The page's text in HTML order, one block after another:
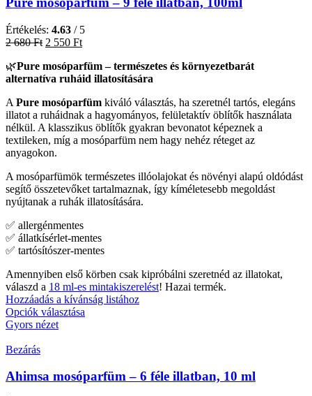
Értékelés: 4.63 / 5
2 680Ft 2 550 Ft
🌿Pure mosóparfüm – természetes és környezetbarát
alternatíva ruháid illatosítására
A Pure mosóparfüm kiváló választás, ha szeretnél tartós, elegáns
illatot a ruháidnak a hagyományos, felületaktív öblítők használata
nélkül. A klasszikus öblítők gyakran bevonatot képeznek a
textileken, míg a mosóparfüm nem hagy nehéz réteget az
anyagokon.
A mosóparfümök természetes illóolajokat és növényi alapú oldódást
segítő összetevőket tartalmaznak, így kíméletesebb megoldást
nyújtanak a ruhák illatosítására.
✅ allergénmentes
✅ állatkísérlet-mentes
✅ tartósítószer-mentes
Amennyiben első körben csak kipróbálni szeretnéd az illatokat,
válaszd a 18 ml-es mintakiszerelést! Hazai termék.
Hozzáadás a kívánság listához
Opciók választása
Gyors nézet
Bezárás
Ahimsa mosóparfüm – 6 féle illatban, 10 ml